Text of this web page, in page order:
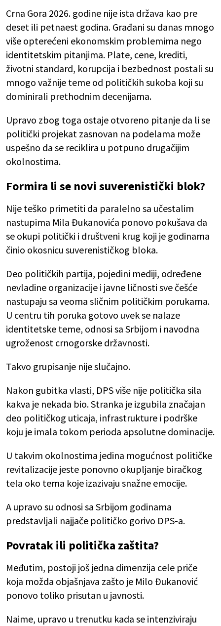
Crna Gora 2026. godine nije ista država kao pre
deset ili petnaest godina. Građani su danas mnogo
više opterećeni ekonomskim problemima nego
identitetskim pitanjima. Plate, cene, krediti,
životni standard, korupcija i bezbednost postali su
mnogo važnije teme od političkih sukoba koji su
dominirali prethodnim decenijama.
Upravo zbog toga ostaje otvoreno pitanje da li se
politički projekat zasnovan na podelama može
uspešno da se reciklira u potpuno drugačijim
okolnostima.
Formira li se novi suverenistički blok?
Nije teško primetiti da paralelno sa učestalim
nastupima Mila Đukanovića ponovo pokušava da
se okupi politički i društveni krug koji je godinama
činio okosnicu suverenističkog bloka.
Deo političkih partija, pojedini mediji, određene
nevladine organizacije i javne ličnosti sve češće
nastupaju sa veoma sličnim političkim porukama.
U centru tih poruka gotovo uvek se nalaze
identitetske teme, odnosi sa Srbijom i navodna
ugroženost crnogorske državnosti.
Takvo grupisanje nije slučajno.
Nakon gubitka vlasti, DPS više nije politička sila
kakva je nekada bio. Stranka je izgubila značajan
deo političkog uticaja, infrastrukture i podrške
koju je imala tokom perioda apsolutne dominacije.
U takvim okolnostima jedina mogućnost političke
revitalizacije jeste ponovno okupljanje biračkog
tela oko tema koje izazivaju snažne emocije.
A upravo su odnosi sa Srbijom godinama
predstavljali najjače političko gorivo DPS-a.
Povratak ili politička zaštita?
Međutim, postoji još jedna dimenzija cele priče
koja možda objašnjava zašto je Milo Đukanović
ponovo toliko prisutan u javnosti.
Naime, upravo u trenutku kada se intenziviraju